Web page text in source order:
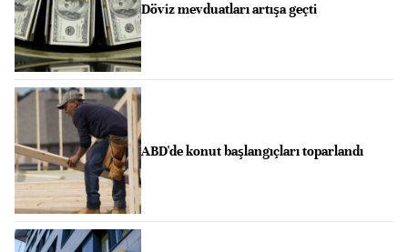
Döviz mevduatları artışa geçti
ABD'de konut başlangıçları toparlandı